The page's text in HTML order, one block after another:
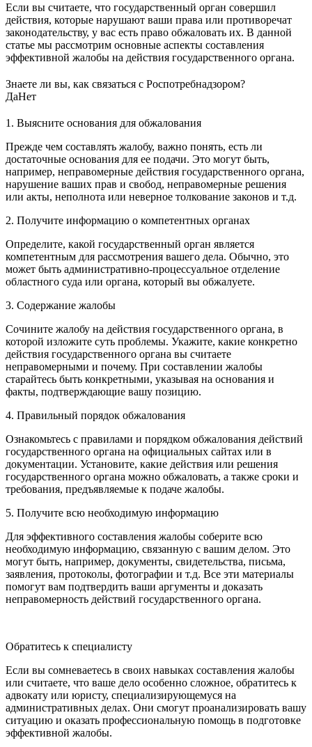
Если вы считаете, что государственный орган совершил
действия, которые нарушают ваши права или противоречат
законодательству, у вас есть право обжаловать их. В данной
статье мы рассмотрим основные аспекты составления
эффективной жалобы на действия государственного органа.
Знаете ли вы, как связаться с Роспотребнадзором?
ДаНет
1. Выясните основания для обжалования
Прежде чем составлять жалобу, важно понять, есть ли
достаточные основания для ее подачи. Это могут быть,
например, неправомерные действия государственного органа,
нарушение ваших прав и свобод, неправомерные решения
или акты, неполнота или неверное толкование законов и т.д.
2. Получите информацию о компетентных органах
Определите, какой государственный орган является
компетентным для рассмотрения вашего дела. Обычно, это
может быть административно-процессуальное отделение
областного суда или органа, который вы обжалуете.
3. Содержание жалобы
Сочините жалобу на действия государственного органа, в
которой изложите суть проблемы. Укажите, какие конкретно
действия государственного органа вы считаете
неправомерными и почему. При составлении жалобы
старайтесь быть конкретными, указывая на основания и
факты, подтверждающие вашу позицию.
4. Правильный порядок обжалования
Ознакомьтесь с правилами и порядком обжалования действий
государственного органа на официальных сайтах или в
документации. Установите, какие действия или решения
государственного органа можно обжаловать, а также сроки и
требования, предъявляемые к подаче жалобы.
5. Получите всю необходимую информацию
Для эффективного составления жалобы соберите всю
необходимую информацию, связанную с вашим делом. Это
могут быть, например, документы, свидетельства, письма,
заявления, протоколы, фотографии и т.д. Все эти материалы
помогут вам подтвердить ваши аргументы и доказать
неправомерность действий государственного органа.
Обратитесь к специалисту
Если вы сомневаетесь в своих навыках составления жалобы
или считаете, что ваше дело особенно сложное, обратитесь к
адвокату или юристу, специализирующемуся на
административных делах. Они смогут проанализировать вашу
ситуацию и оказать профессиональную помощь в подготовке
эффективной жалобы.